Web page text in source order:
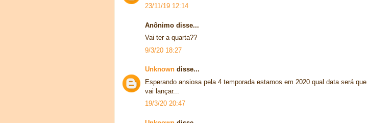
23/11/19 12:14
Anônimo disse...
Vai ter a quarta??
9/3/20 18:27
Unknown disse...
Esperando ansiosa pela 4 temporada estamos em 2020 qual data será que
vai lançar...
19/3/20 20:47